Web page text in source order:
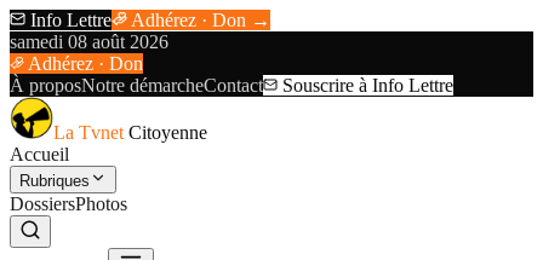
Info Lettre
Adhérez · Don →
samedi 08 août 2026
Adhérez · Don
À proposNotre démarcheContact Souscrire à Info Lettre
La Tvnet Citoyenne
Accueil
Rubriques
DossiersPhotos